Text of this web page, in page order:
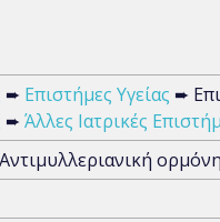
➨ Επιστήμες Υγείας ➨
➨ Άλλες Ιατρικές